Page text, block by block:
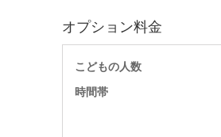
オプション料金
こどもの人数
時間帯